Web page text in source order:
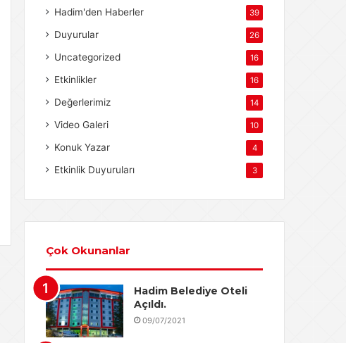
Hadim'den Haberler 39
Duyurular 26
Uncategorized 16
Etkinlikler 16
Değerlerimiz 14
Video Galeri 10
Konuk Yazar 4
Etkinlik Duyuruları 3
Çok Okunanlar
Hadim Belediye Oteli
Açıldı.
09/07/2021